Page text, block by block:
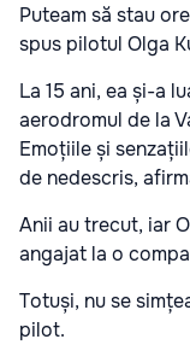
Puteam să stau
spus pilotul Olga
La 15 ani, ea și-a
aerodromul de la
Emoțiile și
de nedescris,
Anii au trecut, iar
angajat la o
Totuși, nu se
pilot.